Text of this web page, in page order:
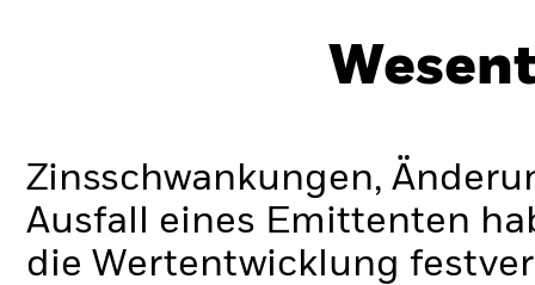
Zinsschwankungen,
Ausfall eines Emittenten
die Wertentwicklung